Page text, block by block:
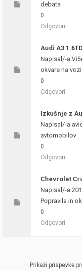
debata
0
Odgovori
Audi A3
Napisal/-a
okvare na
0
Odgovori
Izkušnje z
Napisal/-a
avtomobilov
0
Odgovori
Chevrolet
Napisal/-a
Popravila in
0
Odgovori
Prikaži prispevke